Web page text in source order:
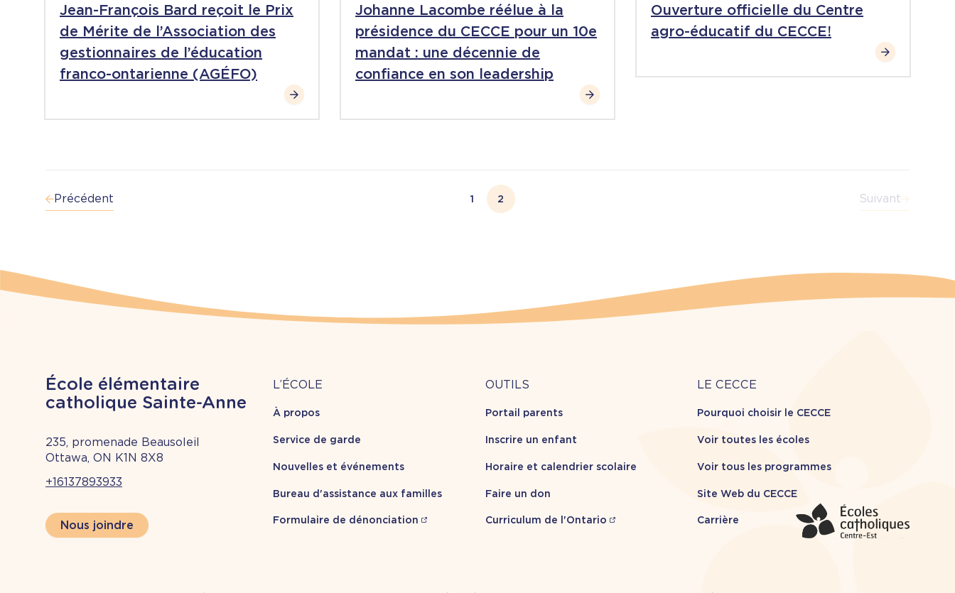
Jean-François Bard reçoit le Prix
de Mérite de l’Association des
gestionnaires de l’éducation
franco-ontarienne (AGÉFO)
Johanne Lacombe réélue à la
présidence du CECCE pour un 10e
mandat : une décennie de
confiance en son leadership
Ouverture officielle du Centre
agro-éducatif du CECCE!
Pagination
Précédent Page
1 Page courante
2 Suivant
École élémentaire
catholique Sainte-Anne
235, promenade Beausoleil
Ottawa, ON K1N 8X8
+16137893933
Nous joindre
À
propos
L’ÉCOLE
À propos
Service de garde
Nouvelles et événements
Bureau d'assistance aux familles
Formulaire de dénonciation
Outils
OUTILS
Portail parents
Inscrire un enfant
Horaire et calendrier scolaire
Faire un don
Curriculum de l'Ontario
Carrière
LE CECCE
Pourquoi choisir le CECCE
Voir toutes les écoles
Voir tous les programmes
Site Web du CECCE
Carrière